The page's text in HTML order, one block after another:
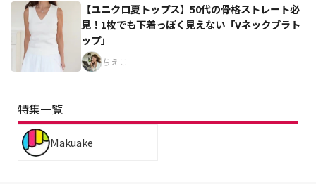
【ユニクロ夏トップス】50代の骨格ストレート必
見！1枚でも下着っぽく見えない「Vネックブラト
ップ」
ちえこ
特集一覧
Makuake